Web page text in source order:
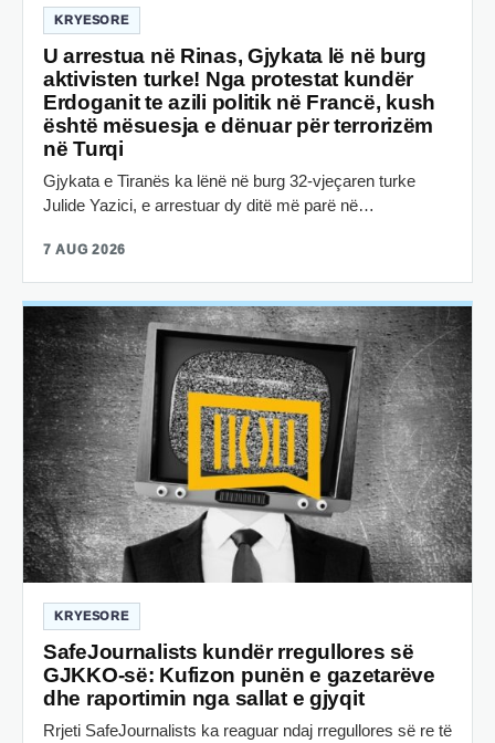
KRYESORE
U arrestua në Rinas, Gjykata lë në burg
aktivisten turke! Nga protestat kundër
Erdoganit te azili politik në Francë, kush
është mësuesja e dënuar për terrorizëm
në Turqi
Gjykata e Tiranës ka lënë në burg 32-vjeçaren turke
Julide Yazici, e arrestuar dy ditë më parë në…
7 AUG 2026
KRYESORE
SafeJournalists kundër rregullores së
GJKKO-së: Kufizon punën e gazetarëve
dhe raportimin nga sallat e gjyqit
Rrjeti SafeJournalists ka reaguar ndaj rregullores së re të